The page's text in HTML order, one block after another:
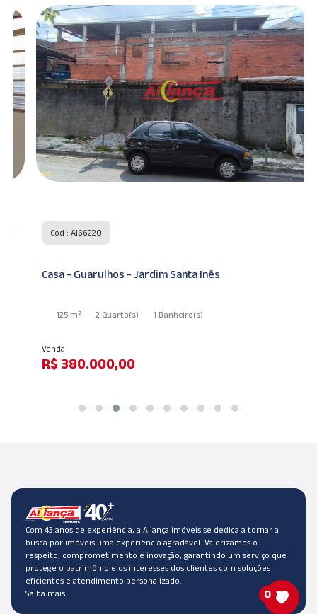
Cod : AI66220
Casa - Guarulhos - Jardim Santa Inês
125 m² 2 Quarto(s) 1 Banheiro(s)
Venda
R$ 380.000,00
Com 43 anos de experiência, a Aliança imóveis se dedica a tornar a
busca por imóveis uma experiência agradável. Valorizamos o
respeito, comprometimento e inovação, garantindo um serviço que
protege o patrimônio e os interesses dos clientes com soluções
eficientes e atendimento personalizado.
Saiba mais
0